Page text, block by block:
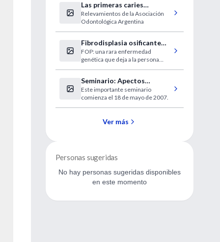
Las primeras caries
aparecen en nenes cada vez
más chicos
Relevamientos de la Asociación
Odontológica Argentina
Fibrodisplasia osificante
progresiva
FOP: una rara enfermedad
genética que deja a la persona
Seminario: Apectos
psicológicos en obesidad
Este importante seminario
comienza el 18 de mayo de 2007.
Ver más
Personas sugeridas
No hay personas sugeridas disponibles
en este momento